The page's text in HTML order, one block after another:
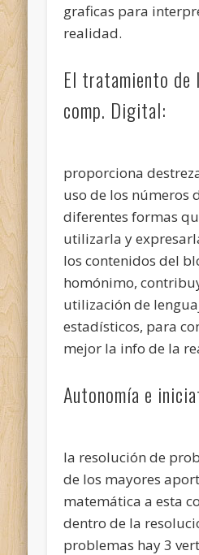
graficas para
realidad.
El tratamiento de
comp. Digital:
proporciona
uso de los números
diferentes formas
utilizarla y
los contenidos del
homónimo,
utilización de
estadísticos, para
mejor la info de la
Autonomía e
la resolución de
de los mayores
matemática a esta
dentro de la
problemas hay 3